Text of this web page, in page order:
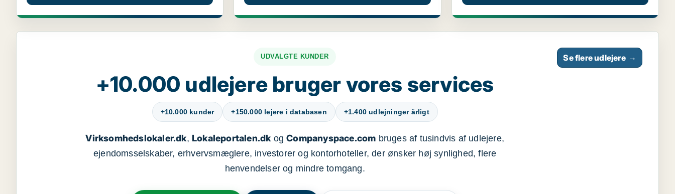
UDVALGTE KUNDER
+10.000 udlejere bruger vores services
+10.000 kunder +150.000 lejere i databasen +1.400 udlejninger årligt
Virksomhedslokaler.dk, Lokaleportalen.dkogCompanyspace.com bruges af tusindvis af udlejere,
ejendomsselskaber, erhvervsmæglere, investorer og kontorhoteller, der ønsker høj synlighed, flere
henvendelser og mindre tomgang.
Se flere udlejere →